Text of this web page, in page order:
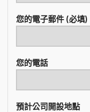
您的電子郵件 (必填)
您的電話
預計公司開設地點